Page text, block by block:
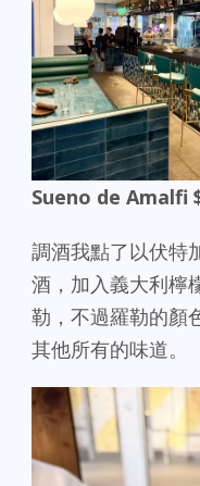
Sueno de Amalfi
調酒我點了以伏特
酒，加入義大利檸
勒，不過羅勒的顏
其他所有的味道。